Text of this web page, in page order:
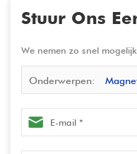
Stuur Ons
We nemen zo snel
Onderwerpen:
montagestandaard -
tablets en